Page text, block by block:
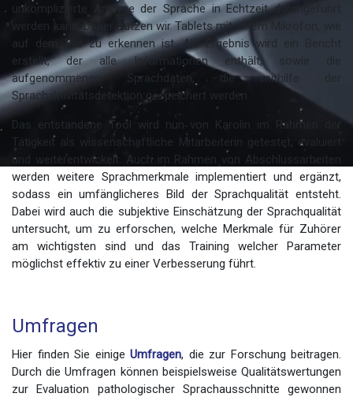
Sprechtherapie Kiel
unkomplizierte Analyse der Sprache in Echtzeit durchgeführt
werden kann. Daher nutzen wir Tablets mit einem Mikrofon, wie
auf dem Bild zu erkennen ist. Als Ergebnis wird ein Bericht
erstellt, der alle Informationen enthält, sowie die
aufgenommenen Sprachdaten, die mithilfe der
Sprachaktivitätsdetektion gespeichert werden.
Das entstandene Tool wird nun von Karolin im Rahmen der
Tätigkeit als wissenschaftliche Mitarbeiterin getestet, evaluiert
und weiterentwickelt. Auch im Rahmen von Abschlussarbeiten
werden weitere Sprachmerkmale implementiert und ergänzt,
sodass ein umfänglicheres Bild der Sprachqualität entsteht.
Dabei wird auch die subjektive Einschätzung der Sprachqualität
untersucht, um zu erforschen, welche Merkmale für Zuhörer
am wichtigsten sind und das Training welcher Parameter
möglichst effektiv zu einer Verbesserung führt.
Umfragen
Hier finden Sie einige Umfragen, die zur Forschung beitragen.
Durch die Umfragen können beispielsweise Qualitätswertungen
zur Evaluation pathologischer Sprachausschnitte gewonnen